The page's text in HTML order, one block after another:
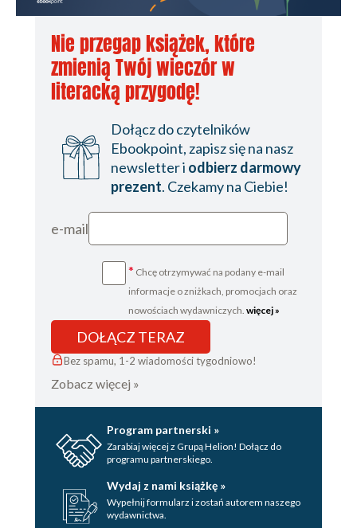
Nie przegap książek, które
zmienią Twój wieczór w
literacką przygodę!
Dołącz do czytelników
Ebookpoint, zapisz się na nasz
newsletter i odbierz darmowy
prezent. Czekamy na Ciebie!
e-mail
* Chcę otrzymywać na podany e-mail
informacje o zniżkach, promocjach oraz
nowościach wydawniczych. więcej »
DOŁĄCZ TERAZ
Bez spamu, 1-2 wiadomości tygodniowo!
Zobacz więcej »
Program partnerski »
Zarabiaj więcej z Grupą Helion! Dołącz do
programu partnerskiego.
Wydaj z nami książkę »
Wypełnij formularz i zostań autorem naszego
wydawnictwa.